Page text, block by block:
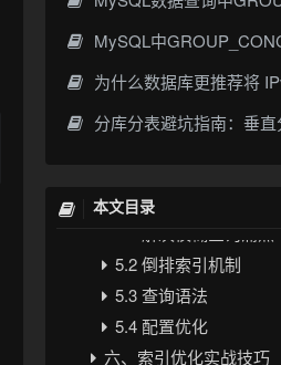
MySQL中GROUP_CONCAT的用法详解：
为什么数据库更推荐将 IPv4 存为 32 位
分库分表避坑指南：垂直分库 vs 水平分表
本文目录
3.2 适用场景
3.3 性能影响
四、覆盖索引（
4.2 性能对比
五、全文索引（
5.2 倒排索引机制
5.3 查询语法
5.4 配置优化
六、索引优化实战技巧